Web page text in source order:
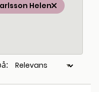
Helen